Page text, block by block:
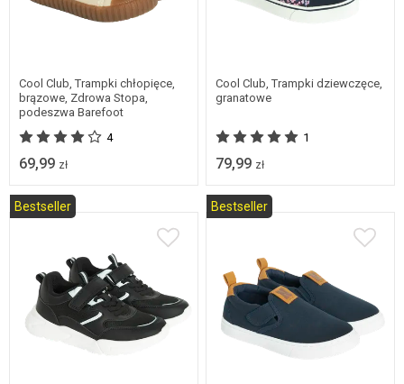
Cool Club, Trampki chłopięce,
brązowe, Zdrowa Stopa,
podeszwa Barefoot
4
69,99 zł
Cool Club, Trampki dziewczęce,
granatowe
1
79,99 zł
Bestseller Bestseller
27